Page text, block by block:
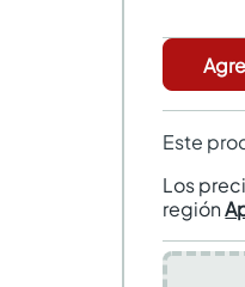
Este
Los
región